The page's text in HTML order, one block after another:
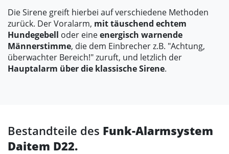
Die Sirene greift hierbei auf verschiedene Methoden
zurück. Der Voralarm, mit täuschend echtem
Hundegebell oder eineenergisch warnende
Männerstimme, die dem Einbrecher z.B. "Achtung,
überwachter Bereich!" zuruft, und letzlich der
Hauptalarm über die klassische Sirene.
Bestandteile des Funk-Alarmsystem
Daitem D22.